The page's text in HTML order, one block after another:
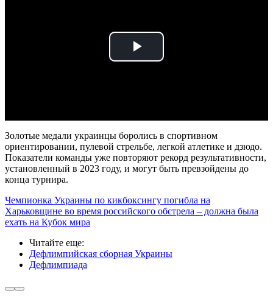
Play
Золотые медали украинцы боролись в спортивном
ориентировании, пулевой стрельбе, легкой атлетике и дзюдо.
Показатели команды уже повторяют рекорд результативности,
установленный в 2023 году, и могут быть превзойдены до
конца турнира.
Чемпионка Украины по кикбоксингу погибла на
Харьковщине во время российского обстрела – должна была
ехать на Кубок мира
Читайте еще:
Дефлимпийская сборная Украины
Дефлимпиада